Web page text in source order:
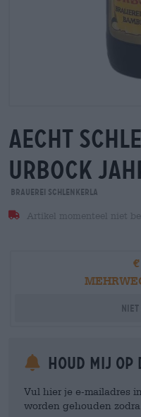
aecht
urbock
Brauerei Schlenkerla
Artikel momenteel niet
Houd mij op
Vul hier je e-mailadres
worden gehouden